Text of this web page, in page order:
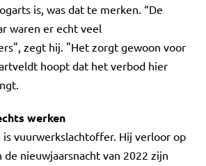
is, was dat te merken. “De
waren er echt veel
zegt hij. "Het zorgt gewoon voor
hoopt dat het verbod hier
werken
vuurwerkslachtoffer. Hij verloor op
nieuwjaarsnacht van 2022 zijn